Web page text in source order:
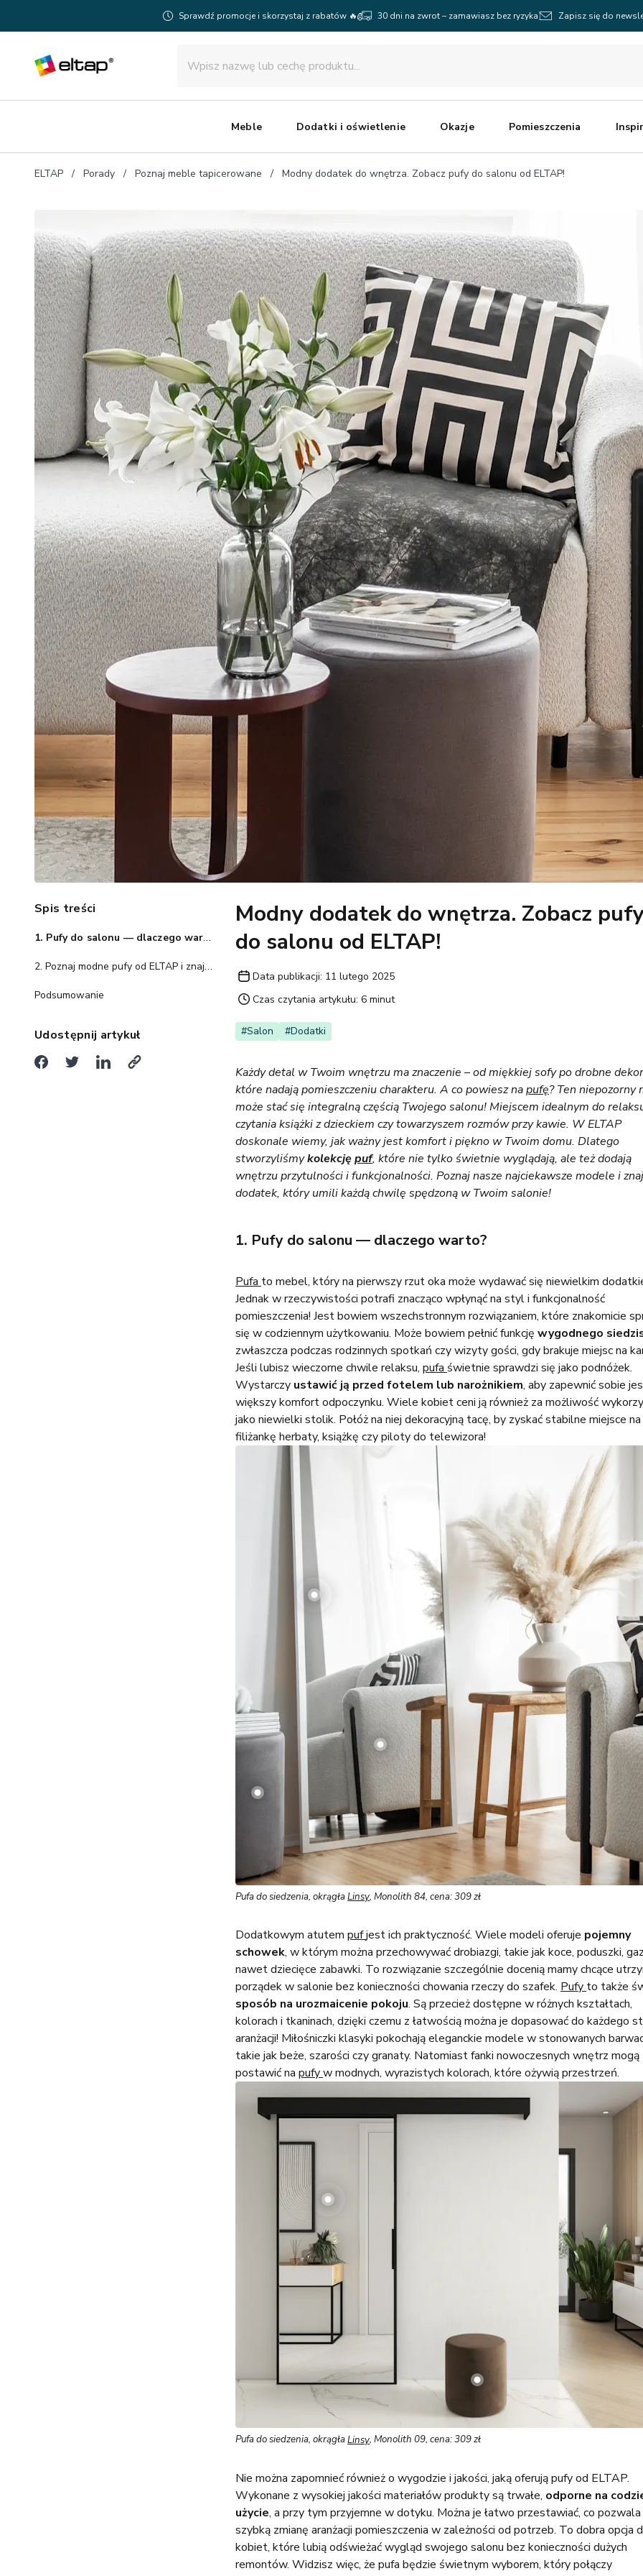
Sprawdź promocje i skorzystaj z rabatów 🔥 30 dni na zwrot – zamawiasz bez ryzyka Zapisz się do
Meble Dodatki i oświetlenie Okazje Pomieszczenia
ELTAP Porady Poznaj meble tapicerowane Modny dodatek do wnętrza. Zobacz pufy do salonu od ELTAP!
Spis treści
1. Pufy do salonu — dlaczego warto?
2. Poznaj modne pufy od ELTAP i znajdź swoją ulubioną!
Podsumowanie
Udostępnij artykuł
Modny dodatek do wnętrza. Zobacz
do salonu od ELTAP!
Data publikacji: 11 lutego 2025
Czas czytania artykułu: 6 minut
#Salon #Dodatki
Każdy detal w Twoim wnętrzu ma znaczenie – od miękkiej sofy po drobne
które nadają pomieszczeniu charakteru. A co powiesz napufę? Ten niepozorny
może stać się integralną częścią Twojego salonu! Miejscem idealnym do
czytania książki z dzieckiem czy towarzyszem rozmów przy kawie. W ELTAP
doskonale wiemy, jak ważny jest komfort i piękno w Twoim domu. Dlatego
stworzyliśmykolekcjępuf, które nie tylko świetnie wyglądają, ale też dodają
wnętrzu przytulności i funkcjonalności. Poznaj nasze najciekawsze modele i
dodatek, który umili każdą chwilę spędzoną w Twoim salonie!
1. Pufy do salonu — dlaczego warto?
Pufa to mebel, który na pierwszy rzut oka może wydawać się niewielkim
Jednak w rzeczywistości potrafi znacząco wpłynąć na styl i funkcjonalność
pomieszczenia! Jest bowiem wszechstronnym rozwiązaniem, które znakomicie
się w codziennym użytkowaniu. Może bowiem pełnić funkcję wygodnego
zwłaszcza podczas rodzinnych spotkań czy wizyty gości, gdy brakuje miejsc na
Jeśli lubisz wieczorne chwile relaksu, pufa świetnie sprawdzi się jako podnóżek.
Wystarczy ustawić ją przed fotelem lub narożnikiem, aby zapewnić sobie
większy komfort odpoczynku. Wiele kobiet ceni ją również za możliwość
jako niewielki stolik. Połóż na niej dekoracyjną tacę, by zyskać stabilne miejsce na
filiżankę herbaty, książkę czy piloty do telewizora!
Pufa do siedzenia, okrągłaLinsy, Monolith 84, cena: 309 zł
Dodatkowym atutem pufjest ich praktyczność. Wiele modeli oferuje pojemny
schowek, w którym można przechowywać drobiazgi, takie jak koce, poduszki,
nawet dziecięce zabawki. To rozwiązanie szczególnie docenią mamy chcące
porządek w salonie bez konieczności chowania rzeczy do szafek. Pufy to także
sposób na urozmaicenie pokoju. Są przecież dostępne w różnych kształtach,
kolorach i tkaninach, dzięki czemu z łatwością można je dopasować do każdego
aranżacji! Miłośniczki klasyki pokochają eleganckie modele w stonowanych
takie jak beże, szarości czy granaty. Natomiast fanki nowoczesnych wnętrz mogą
postawić na pufyw modnych, wyrazistych kolorach, które ożywią przestrzeń.
Pufa do siedzenia, okrągłaLinsy, Monolith 09, cena: 309 zł
Nie można zapomnieć również o wygodzie i jakości, jaką oferują pufy od ELTAP.
Wykonane z wysokiej jakości materiałów produkty są trwałe, odporne na
użycie, a przy tym przyjemne w dotyku. Można je łatwo przestawiać, co pozwala
szybką zmianę aranżacji pomieszczenia w zależności od potrzeb. To dobra opcja
kobiet, które lubią odświeżać wygląd swojego salonu bez konieczności dużych
remontów. Widzisz więc, że pufa będzie świetnym wyborem, który połączy